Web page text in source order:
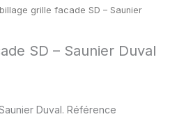
grille facade SD – Saunier
SD – Saunier Duval
Duval. Référence